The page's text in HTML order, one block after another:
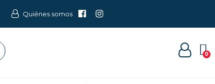
Quiénes somos